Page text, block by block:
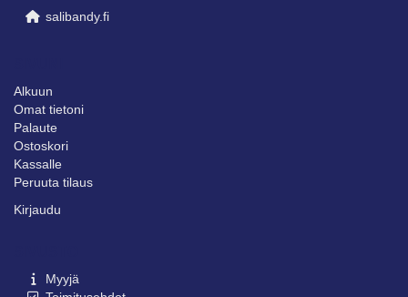
salibandy.fi
Alkuun
Omat tietoni
Palaute
Ostoskori
Kassalle
Peruuta tilaus
Kirjaudu
Myyjä